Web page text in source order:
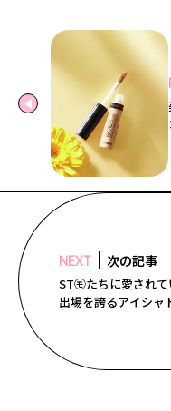
NEXT 次の記事
ST㋲たちに愛され
出場を誇るアイシャ